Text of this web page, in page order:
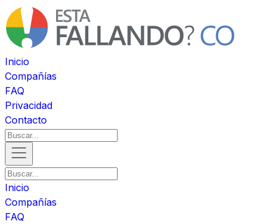
Inicio
Compañías
FAQ
Privacidad
Contacto
Inicio
Compañías
FAQ